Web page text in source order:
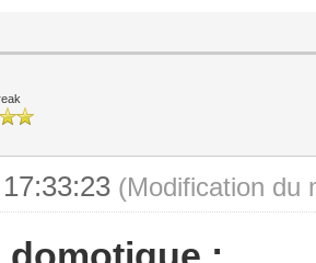
(Modification du